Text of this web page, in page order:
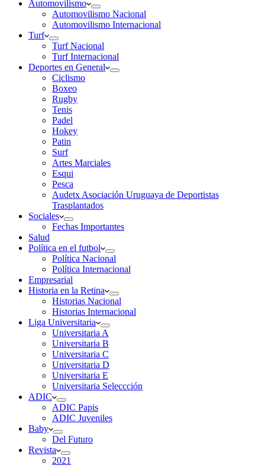
Automovilismo
Automovilismo Nacional
Automovilismo Internacional
Turf
Turf Nacional
Turf Internacional
Deportes en General
Ciclismo
Boxeo
Rugby
Tenis
Padel
Hokey
Patin
Surf
Artes Marciales
Esqui
Pesca
Audetx Asociación Uruguaya de Deportistas
Trasplantados
Sociales
Fechas Importantes
Salud
Política en el futbol
Política Nacional
Política Internacional
Empresarial
Historia en la Retina
Historias Nacional
Historias Internacional
Liga Universitaria
Universitaria A
Universitaria B
Universitaria C
Universitaria D
Universitaria E
Universitaria Seleccción
ADIC
ADIC Papis
ADIC Juveniles
Baby
Del Futuro
Revista
2021